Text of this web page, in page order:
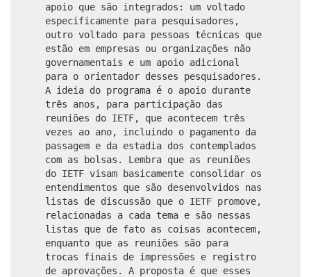
apoio que são integrados: um voltado
especificamente para pesquisadores,
outro voltado para pessoas técnicas que
estão em empresas ou organizações não
governamentais e um apoio adicional
para o orientador desses pesquisadores.
A ideia do programa é o apoio durante
três anos, para participação das
reuniões do IETF, que acontecem três
vezes ao ano, incluindo o pagamento da
passagem e da estadia dos contemplados
com as bolsas. Lembra que as reuniões
do IETF visam basicamente consolidar os
entendimentos que são desenvolvidos nas
listas de discussão que o IETF promove,
relacionadas a cada tema e são nessas
listas que de fato as coisas acontecem,
enquanto que as reuniões são para
trocas finais de impressões e registro
de aprovações. A proposta é que esses